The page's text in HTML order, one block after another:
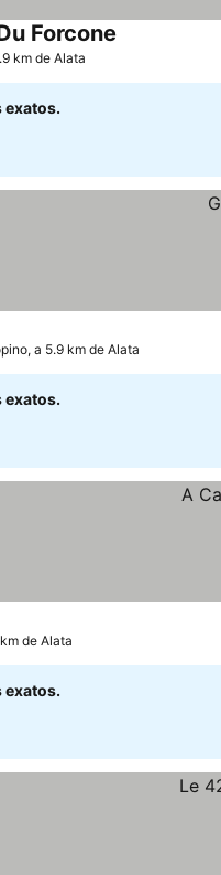
Forcone
km de Alata
exatos.
a 5.9 km de Alata
exatos.
de Alata
exatos.